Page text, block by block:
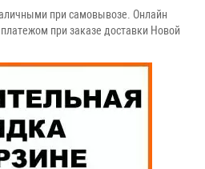
при самовывозе. Онлайн
при заказе доставки Новой